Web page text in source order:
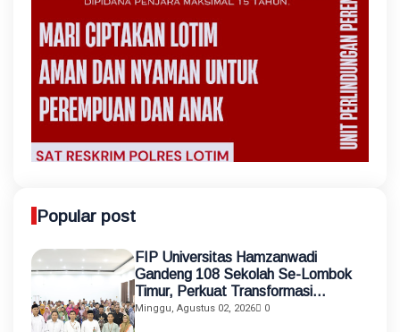
Popular post
FIP Universitas Hamzanwadi
Gandeng 108 Sekolah Se-Lombok
Timur, Perkuat Transformasi
Pendidikan melalui Asistensi
Minggu, Agustus 02, 2026 0